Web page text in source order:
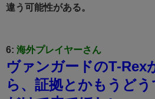
違う可能性がある。
6: 海外プレイヤーさん
ヴァンガードのT-Rex
ら、証拠とかもうど